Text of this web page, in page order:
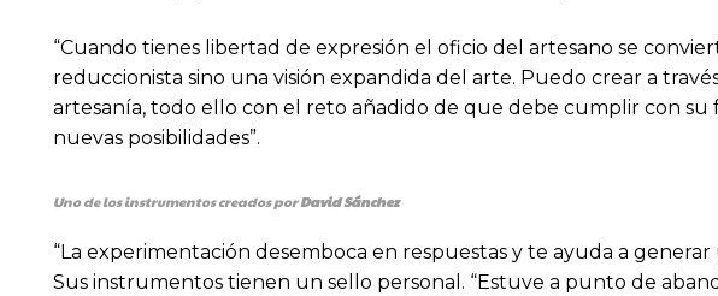
“Cuando tienes libertad de expresión el oficio del artesano se
reduccionista sino una visión expandida del arte. Puedo crear a
artesanía, todo ello con el reto añadido de que debe cumplir con
nuevas posibilidades”.
Uno de los instrumentos creados porDavid Sánchez
“La experimentación desemboca en respuestas y te ayuda a
Sus instrumentos tienen un sello personal. “Estuve a punto de